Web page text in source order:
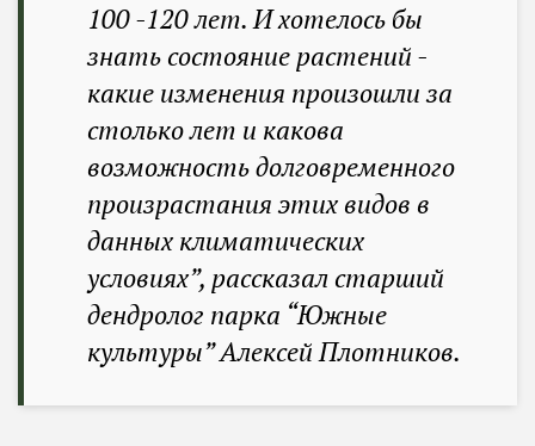
100 -120 лет. И хотелось бы
знать состояние растений -
какие изменения произошли за
столько лет и какова
возможность долговременного
произрастания этих видов в
данных климатических
условиях”, рассказал старший
дендролог парка “Южные
культуры” Алексей Плотников.